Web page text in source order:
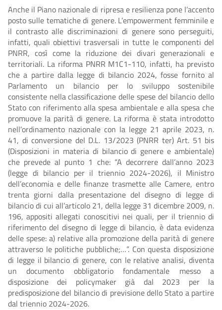
Anche il Piano nazionale di ripresa e resilienza pone l’accento
posto sulle tematiche di genere. L’empowerment femminile e
il contrasto alle discriminazioni di genere sono perseguiti,
infatti, quali obiettivi trasversali in tutte le componenti del
PNRR, così come la riduzione dei divari generazionali e
territoriali. La riforma PNRR M1C1-110, infatti, ha previsto
che a partire dalla legge di bilancio 2024, fosse fornito al
Parlamento un bilancio per lo sviluppo sostenibile
consistente nella classificazione delle spese del bilancio dello
Stato con riferimento alla spesa ambientale e alla spesa che
promuove la parità di genere. La riforma è stata introdotto
nell’ordinamento nazionale con la legge 21 aprile 2023, n.
41, di conversione del D.L. 13/2023 (PNRR ter) Art. 51 bis
(Disposizioni in materia di bilancio di genere e ambientale)
che prevede al punto 1 che: “A decorrere dall’anno 2023
(legge di bilancio per il triennio 2024-2026), il Ministro
dell’economia e delle finanze trasmette alle Camere, entro
trenta giorni dalla presentazione del disegno di legge di
bilancio di cui all’articolo 21, della legge 31 dicembre 2009, n.
196, appositi allegati conoscitivi nei quali, per il triennio di
riferimento del disegno di legge di bilancio, è data evidenza
delle spese: a) relative alla promozione della parità di genere
attraverso le politiche pubbliche;…”. Con questa disposizione
di legge il bilancio di genere, con le relative analisi, diventa
un documento obbligatorio fondamentale messo a
disposizione dei policymaker già dal 2023 per la
predisposizione del bilancio di previsione dello Stato a partire
dal triennio 2024-2026.